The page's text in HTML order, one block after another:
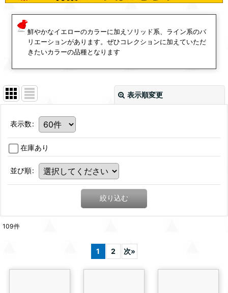
鮮やかなイエローのカラーに加えソリッド系、ライン系のバ
リエーションがあります。ぜひコレクションに加えていただ
きたいカラーの品種となります
表示順変更
表示数:
在庫あり
並び順:
絞り込む
109件
1 2 次»